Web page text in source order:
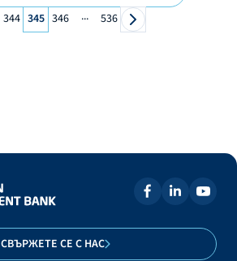
344 345 346 ... 536
СВЪРЖЕТЕ СЕ С НАС